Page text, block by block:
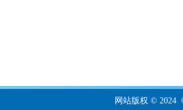
网站版权 © 2024